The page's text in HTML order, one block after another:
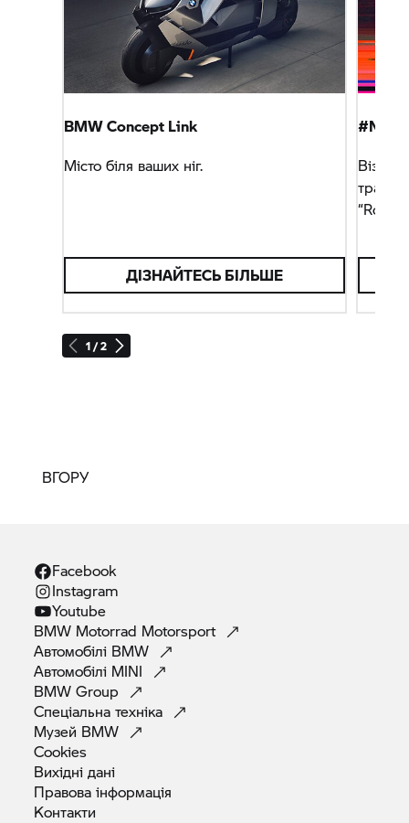
1 / 2
BMW Concept Link
Місто біля ваших ніг.
ДІЗНАЙТЕСЬ БІЛЬШЕ
“Road
ВГОРУ
Facebook
Instagram
Youtube
BMW Motorrad Motorsport
Автомобілі BMW
Автомобілі MINI
BMWGroup
Спеціальнатехніка
Музей BMW
Cookies
Вихіднідані
Правоваінформація
Контакти